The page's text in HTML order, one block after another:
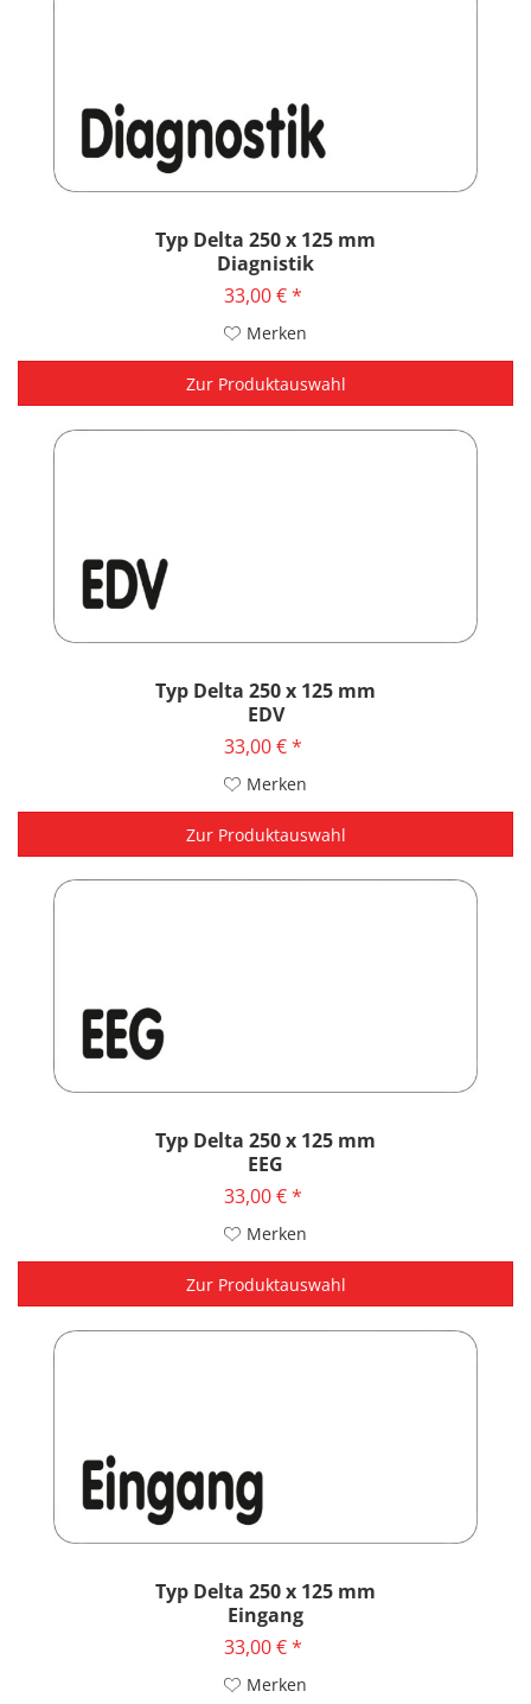
Typ Delta 250 x 125 mm
Diagnistik
33,00 € *
Merken
Zur Produktauswahl
Typ Delta 250 x 125 mm
EDV
33,00 € *
Merken
Zur Produktauswahl
Typ Delta 250 x 125 mm
EEG
33,00 € *
Merken
Zur Produktauswahl
Typ Delta 250 x 125 mm
Eingang
33,00 € *
Merken